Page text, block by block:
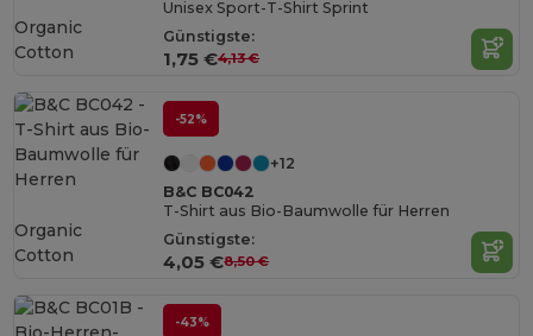
Unisex Sport-T-Shirt Sprint
Günstigste:
1,75 €4,13 €
Organic
Cotton
-52%
+12
B&C BC042
T-Shirt aus Bio-Baumwolle für Herren
Günstigste:
4,05 €8,50 €
Organic
Cotton
-43%